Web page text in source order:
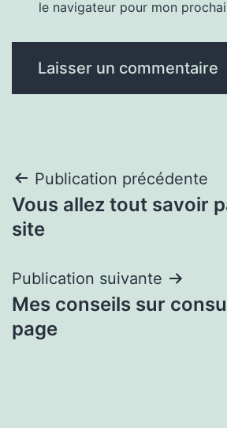
le navigateur pour mon
Navigation
de
Publication précédente
Vous allez tout savoir
site
Publication suivante
Mes conseils sur
page